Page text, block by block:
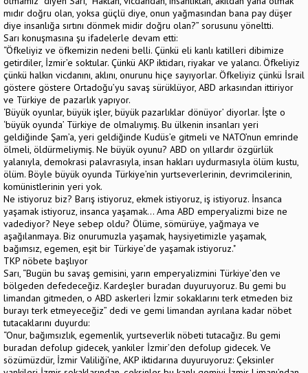
mıdır doğru olan, yoksa güçlü diye, onun yağmasından bana pay düşer
diye insanlığa sırtını dönmek midir doğru olan?” sorusunu yöneltti.
Sarı konuşmasına şu ifadelerle devam etti:
“Öfkeliyiz ve öfkemizin nedeni belli. Çünkü eli kanlı katilleri dibimize
getirdiler, İzmir’e soktular. Çünkü AKP iktidarı, riyakar ve yalancı. Öfkeliyiz
çünkü halkın vicdanını, aklını, onurunu hiçe sayıyorlar. Öfkeliyiz çünkü İsrail
göstere göstere Ortadoğu’yu savaş sürüklüyor, ABD arkasından ittiriyor
ve Türkiye de pazarlık yapıyor.
‘Büyük oyunlar, büyük işler, büyük pazarlıklar dönüyor’ diyorlar. İşte o
‘büyük oyunda’ Türkiye de olmalıymış. Bu ülkenin insanları yeri
geldiğinde Şam’a, yeri geldiğinde Kudüs’e gitmeli ve NATO’nun emrinde
ölmeli, öldürmeliymiş. Ne büyük oyunu? ABD on yıllardır özgürlük
yalanıyla, demokrasi palavrasıyla, insan hakları uydurmasıyla ölüm kustu,
ölüm. Böyle büyük oyunda Türkiye’nin yurtseverlerinin, devrimcilerinin,
komünistlerinin yeri yok.
Ne istiyoruz biz? Barış istiyoruz, ekmek istiyoruz, iş istiyoruz. İnsanca
yaşamak istiyoruz, insanca yaşamak… Ama ABD emperyalizmi bize ne
vadediyor? Neye sebep oldu? Ölüme, sömürüye, yağmaya ve
aşağılanmaya. Biz onurumuzla yaşamak, haysiyetimizle yaşamak,
bağımsız, egemen, eşit bir Türkiye’de yaşamak istiyoruz."
TKP nöbete başlıyor
Sarı, “Bugün bu savaş gemisini, yarın emperyalizmini Türkiye’den ve
bölgeden defedeceğiz. Kardeşler buradan duyuruyoruz. Bu gemi bu
limandan gitmeden, o ABD askerleri İzmir sokaklarını terk etmeden biz
burayı terk etmeyeceğiz” dedi ve gemi limandan ayrılana kadar nöbet
tutacaklarını duyurdu:
“Onur, bağımsızlık, egemenlik, yurtseverlik nöbeti tutacağız. Bu gemi
buradan defolup gidecek, yankiler İzmir’den defolup gidecek. Ve
sözümüzdür, İzmir Valiliği’ne, AKP iktidarına duyuruyoruz: Çeksinler